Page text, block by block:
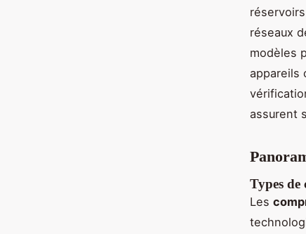
réseaux
modèles
appareils
assurent
Types de
Les